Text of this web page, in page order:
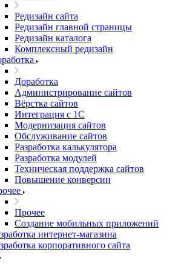
Редизайн сайта
Редизайн главной страницы
Редизайн каталога
Комплексный редизайн
Доработка
Администрирование сайтов
Вёрстка сайтов
Интеграция с 1С
Модернизация сайтов
Обслуживание сайтов
Разработка калькулятора
Разработка модулей
Техническая поддержка сайтов
Повышение конверсии
Прочее
Создание мобильных приложений
интернет-магазина
корпоративного сайта